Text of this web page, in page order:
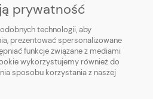
prywatność
technologii, aby
prezentować spersonalizowane
funkcje związane z mediami
wykorzystujemy również do
sposobu korzystania z naszej